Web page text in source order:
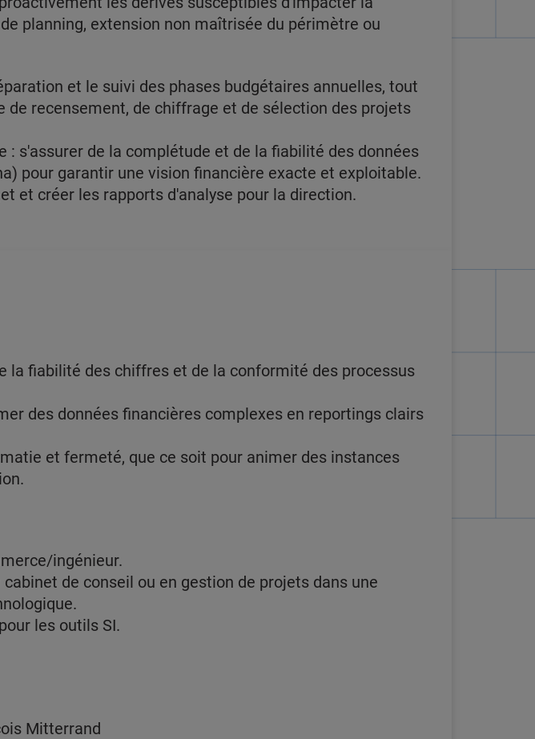
planning, extension non maîtrisée du périmètre ou
et le suivi des phases budgétaires annuelles, tout
recensement, de chiffrage et de sélection des projets
s'assurer de la complétude et de la fiabilité des données
pour garantir une vision financière exacte et exploitable.
et créer les rapports d'analyse pour la direction.
la fiabilité des chiffres et de la conformité des processus
des données financières complexes en reportings clairs
et fermeté, que ce soit pour animer des instances
ingénieur.
de conseil ou en gestion de projets dans une
les outils SI.
Mitterrand